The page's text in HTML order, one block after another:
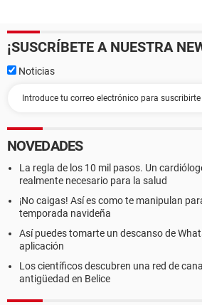
¡SUSCRÍBETE A NUESTRA
Noticias
NOVEDADES
La regla de los 10 mil pasos. Un
realmente necesario para la salud
¡No caigas! Así es como te manipulan
temporada navideña
Así puedes tomarte un descanso de
aplicación
Los científicos descubren una red de
antigüedad en Belice